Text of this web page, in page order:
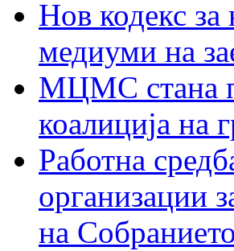
Нов кодекс
медиуми на
МЦМС стана
коалиција на
Работна
организации
на